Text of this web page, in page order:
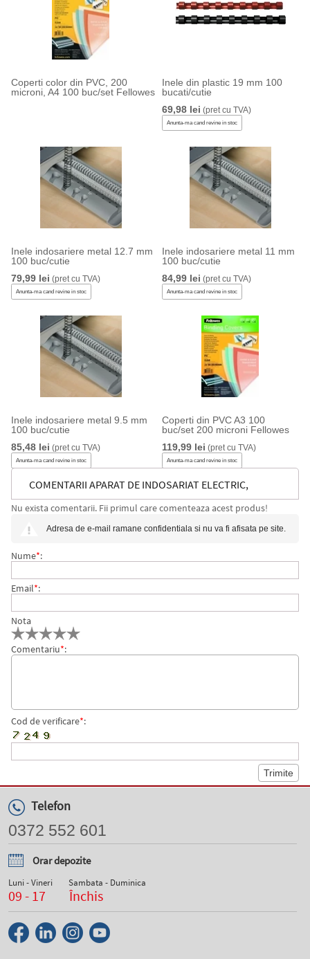
Coperti color din PVC, 200
microni, A4 100 buc/set Fellowes
Inele din plastic 19 mm 100
bucati/cutie
69,98 lei (pret cu TVA)
Anunta-ma cand revine in stoc
Inele indosariere metal 12.7 mm
100 buc/cutie
79,99 lei (pret cu TVA)
Anunta-ma cand revine in stoc
Inele indosariere metal 11 mm
100 buc/cutie
84,99 lei (pret cu TVA)
Anunta-ma cand revine in stoc
Inele indosariere metal 9.5 mm
100 buc/cutie
85,48 lei (pret cu TVA)
Anunta-ma cand revine in stoc
Coperti din PVC A3 100
buc/set 200 microni Fellowes
119,99 lei (pret cu TVA)
Anunta-ma cand revine in stoc
COMENTARII APARAT DE INDOSARIAT ELECTRIC,
GALAXY A4, 500 COLI, FELLOWES
Nu exista comentarii. Fii primul care comenteaza acest produs!
Adresa de e-mail ramane confidentiala si nu va fi afisata pe site.
Nume*:
Email*:
Nota
Comentariu*:
Cod de verificare*:
Telefon
0372 552 601
Orar depozite
Luni - Vineri
09 - 17
Sambata - Duminica
Închis